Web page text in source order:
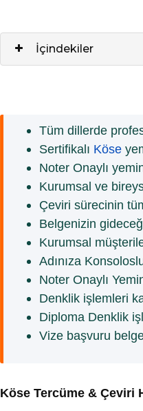
İçindekiler
Tüm dillerde
Sertifikalı Köse
Noter Onaylı
Kurumsal ve
Çeviri sürecinin
Belgenizin
Kurumsal
Adınıza
Noter Onaylı
Denklik işlemleri
Diploma Denklik
Vize başvuru
Köse Tercüme & Çeviri